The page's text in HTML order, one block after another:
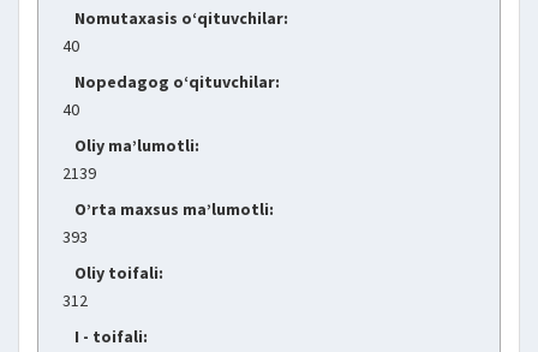
Nomutaxasis o‘qituvchilar:
40
Nopedagog o‘qituvchilar:
40
Oliy ma’lumotli:
2139
O’rta maxsus ma’lumotli:
393
Oliy toifali:
312
I - toifali: